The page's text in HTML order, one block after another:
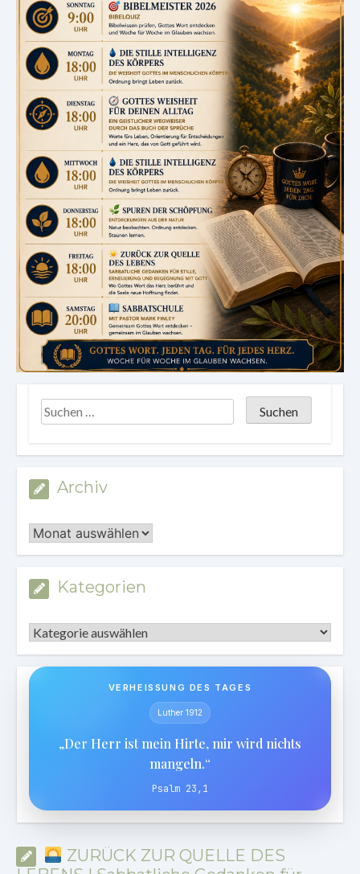
Archiv
Archiv
Kategorien
Kategorien
VERHEISSUNG DES TAGES
Luther 1912
„Der Herr ist mein Hirte, mir wird nichts
mangeln.“
Psalm 23,1
ZURÜCK ZUR QUELLE DES